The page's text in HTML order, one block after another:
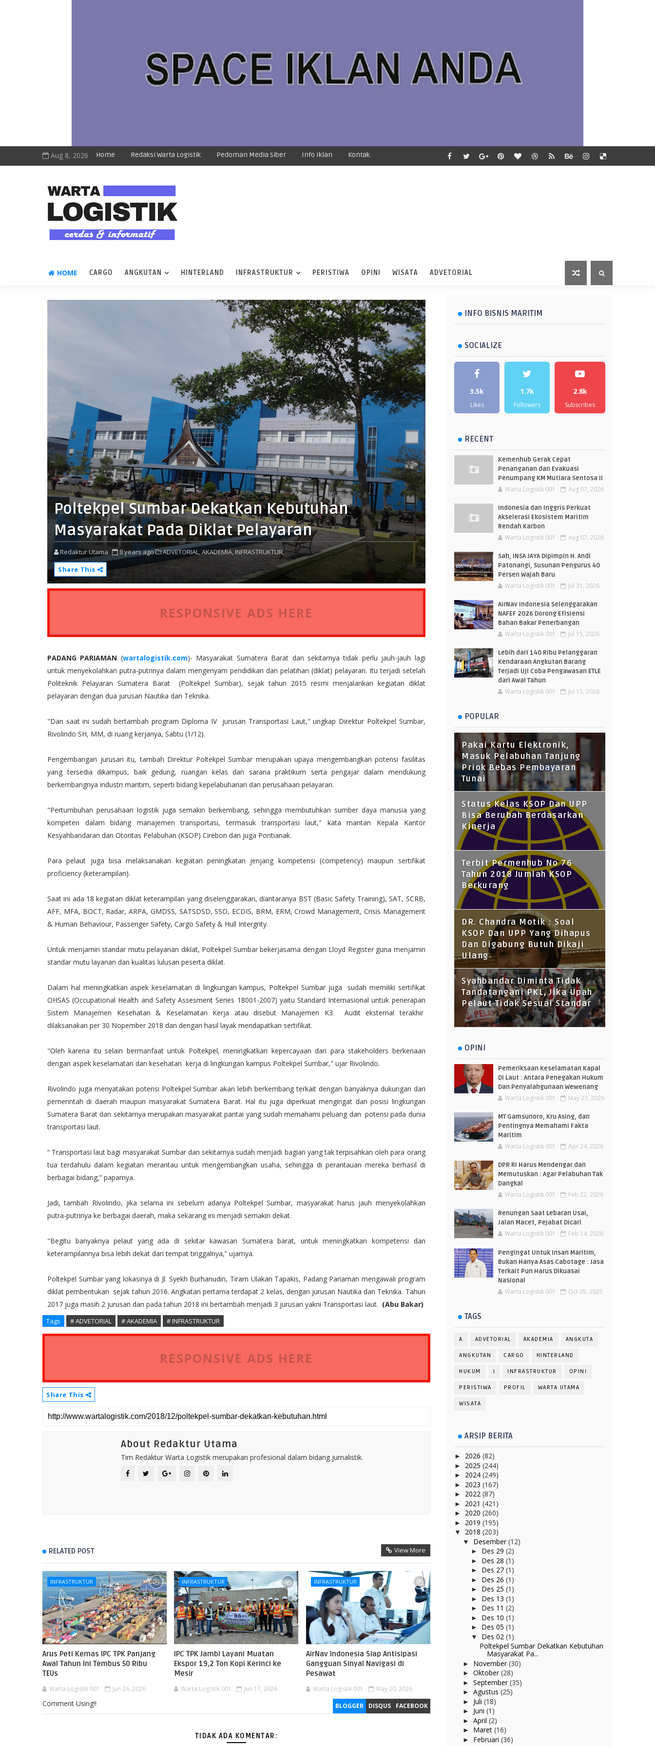
Aug 8, 2026 Home Redaksi Warta Logistik Pedoman Media Siber Info Iklan Kontak
HOME CARGO ANGKUTAN HINTERLAND INFRASTRUKTUR PERISTIWA OPINI WISATA ADVETORIAL
Poltekpel Sumbar Dekatkan Kebutuhan
Masyarakat Pada Diklat Pelayaran
Redaktur Utama 8 years ago ADVETORIAL,AKADEMIA,INFRASTRUKTUR,
Share This
RESPONSIVE ADS HERE
PADANG PARIAMAN (wartalogistik.com)- Masyarakat Sumatera Barat dan sekitarnya tidak perlu jauh-jauh lagi
untuk menyekolahkan putra-putrinya dalam mengenyam pendidikan dan pelatihan (diklat) pelayaran. Itu terjadi setelah
Politeknik Pelayaran Sumatera Barat (Poltekpel Sumbar), sejak tahun 2015 resmi menjalankan kegiatan diklat
pelayaran dengan dua jurusan Nautika dan Teknika.
"Dan saat ini sudah bertambah program Diploma IV jurusan Transportasi Laut," ungkap Direktur Poltekpel Sumbar,
Rivolindo SH, MM, di ruang kerjanya, Sabtu (1/12).
Pengembangan jurusan itu, tambah Direktur Poltekpel Sumbar merupakan upaya mengembangkan potensi fasilitas
yang tersedia dikampus, baik gedung, ruangan kelas dan sarana praktikum serta pengajar dalam mendukung
berkembangnya industri maritim, seperti bidang kepelabuhanan dan perusahaan pelayaran.
"Pertumbuhan perusahaan logistik juga semakin berkembang, sehingga membutuhkan sumber daya manusia yang
kompeten dalam bidang manajemen transportasi, termasuk transportasi laut," kata mantan Kepala Kantor
Kesyahbandaran dan Otoritas Pelabuhan (KSOP) Cirebon dan juga Pontianak.
Para pelaut juga bisa melaksanakan kegiatan peningkatan jenjang kompetensi (competency) maupun sertifikat
proficiency (keterampilan).
Saat ini ada 18 kegiatan diklat keterampilan yang diselenggarakan, diantaranya BST (Basic Safety Training), SAT, SCRB,
AFF, MFA, BOCT, Radar, ARPA, GMDSS, SATSDSD, SSO, ECDIS, BRM, ERM, Crowd Management, Crisis Management
& Human Behaviour, Passenger Safety, Cargo Safety & Hull Intergrity.
Untuk menjamin standar mutu pelayanan diklat, Poltekpel Sumbar bekerjasama dengan Lloyd Register guna menjamin
standar mutu layanan dan kualitas lulusan peserta diklat.
Dalam hal meningkatkan aspek keselamatan di lingkungan kampus, Poltekpel Sumbar juga sudah memiliki sertifikat
OHSAS (Occupational Health and Safety Assesment Series 18001-2007) yaitu Standard Internasional untuk penerapan
Sistem Manajemen Kesehatan & Keselamatan Kerja atau disebut Manajemen K3. Audit eksternal terakhir
dilaksanakan per 30 Nopember 2018 dan dengan hasil layak mendapatkan sertifikat.
"Oleh karena itu selain bermanfaat untuk Poltekpel, meningkatkan kepercayaan dari para stakeholders berkenaan
dengan aspek keselamatan dan kesehatan kerja di lingkungan kampus Poltekpel Sumbar," ujar Rivolindo.
Rivolindo juga menyatakan potensi Poltekpel Sumbar akan lebih berkembang terkait dengan banyaknya dukungan dari
pemerintah di daerah maupun masyarakat Sumatera Barat. Hal itu juga diperkuat mengingat dari posisi lingkungan
Sumatera Barat dan sekitarnya merupakan masyarakat pantai yang sudah memahami peluang dan potensi pada dunia
transportasi laut.
“ Transportasi laut bagi masyarakat Sumbar dan sekitarnya sudah menjadi bagian yang tak terpisahkan oleh para orang
tua terdahulu dalam kegiatan merantau untuk mengembangkan usaha, sehingga di perantauan mereka berhasil di
berbagai bidang,” paparnya.
Jadi, tambah Rivolindo, jika selama ini sebelum adanya Poltekpel Sumbar, masyarakat harus jauh menyekolahkan
putra-putrinya ke berbagai daerah, maka sekarang ini menjadi semakin dekat.
"Begitu banyaknya pelaut yang ada di sekitar kawasan Sumatera barat, untuk meningkatkan kompetensi dan
keterampilannya bisa lebih dekat dari tempat tinggalnya,” ujarnya.
Poltekpel Sumbar yang lokasinya di Jl. Syekh Burhanudin, Tiram Ulakan Tapakis, Padang Pariaman mengawali program
diklat pembentukan sejak tahun 2016. Angkatan pertama terdapat 2 kelas, dengan jurusan Nautika dan Teknika. Tahun
2017 juga masih 2 jurusan dan pada tahun 2018 ini bertambah menjadi 3 jurusan yakni Transportasi laut. (Abu Bakar)
Tags # ADVETORIAL # AKADEMIA # INFRASTRUKTUR
RESPONSIVE ADS HERE
Share This
About Redaktur Utama
Tim Redaktur Warta Logistik merupakan profesional dalam bidang jurnalistik.
RELATED POST View More
INFRASTRUKTUR
Arus Peti Kemas IPC TPK Panjang
Awal Tahun Ini Tembus 50 Ribu
TEUs
Warta Logistik 001 Jun 26, 2026
INFRASTRUKTUR
IPC TPK Jambi Layani Muatan
Ekspor 19,2 Ton Kopi Kerinci ke
Mesir
Warta Logistik 001 Jun 17, 2026
INFRASTRUKTUR
AirNav Indonesia Siap Antisipasi
Gangguan Sinyal Navigasi di
Pesawat
Warta Logistik 001 May 20, 2026
BLOGGER DISQUS FACEBOOK
Comment Using!!
TIDAK ADA KOMENTAR:
INFO BISNIS MARITIM
SOCIALIZE
3.5k
Likes
1.7k
Followers
2.8k
Subscribes
RECENT
Kemenhub Gerak Cepat
Penanganan dan Evakuasi
Penumpang KM Mutiara Sentosa II
Warta Logistik 001 Aug 07, 2026
Indonesia dan Inggris Perkuat
Akselerasi Ekosistem Maritim
Rendah Karbon
Warta Logistik 001 Aug 07, 2026
Sah, INSA JAYA Dipimpin H. Andi
Patonangi, Susunan Pengurus 40
Persen Wajah Baru
Warta Logistik 001 Jul 31, 2026
AirNav Indonesia Selenggarakan
NAFEF 2026 Dorong Efisiensi
Bahan Bakar Penerbangan
Warta Logistik 001 Jul 15, 2026
Lebih dari 140 Ribu Pelanggaran
Kendaraan Angkutan Barang
Terjadi Uji Coba Pengawasan ETLE
dari Awal Tahun
Warta Logistik 001 Jul 15, 2026
POPULAR
Pakai Kartu Elektronik,
Masuk Pelabuhan Tanjung
Priok Bebas Pembayaran
Tunai
Status Kelas KSOP Dan UPP
Bisa Berubah Berdasarkan
Kinerja
Terbit Permenhub No 76
Tahun 2018 Jumlah KSOP
Berkurang
DR. Chandra Motik : Soal
KSOP Dan UPP Yang Dihapus
Dan Digabung Butuh Dikaji
Ulang
Syahbandar Diminta Tidak
Tandatangani PKL, Jika Upah
Pelaut Tidak Sesuai Standar
OPINI
Pemeriksaan Keselamatan Kapal
Di Laut : Antara Penegakan Hukum
Dan Penyalahgunaan Wewenang
Warta Logistik 001 May 23, 2026
MT Gamsunoro, Kru Asing, dan
Pentingnya Memahami Fakta
Maritim
Warta Logistik 001 Apr 24, 2026
DPR RI Harus Mendengar dan
Memutuskan : Agar Pelabuhan Tak
Dangkal
Warta Logistik 001 Feb 22, 2026
Renungan Saat Lebaran Usai,
Jalan Macet, Pejabat Dicari
Warta Logistik 001 Feb 14, 2026
Pengingat Untuk Insan Maritim,
Bukan Hanya Asas Cabotage : Jasa
Terkait Pun Harus Dikuasai
Nasional
Warta Logistik 001 Oct 05, 2025
TAGS
A ADVETORIAL AKADEMIA ANGKUTA
ANGKUTAN CARGO HINTERLAND
HUKUM I INFRASTRUKTUR OPINI
PERISTIWA PROFIL WARTA UTAMA
WISATA
ARSIP BERITA
► 2026 (82)
► 2025 (244)
► 2024 (249)
► 2023 (167)
► 2022 (87)
► 2021 (421)
► 2020 (260)
► 2019 (195)
▼ 2018 (203)
▼ Desember(12)
► Des 29 (2)
► Des 28 (1)
► Des 27 (1)
► Des 26 (1)
► Des 25 (1)
► Des 13 (1)
► Des 11 (2)
► Des 10 (1)
► Des 05 (1)
▼ Des 02 (1)
Poltekpel Sumbar Dekatkan Kebutuhan
Masyarakat Pa...
► November(30)
► Oktober(28)
► September(35)
► Agustus (25)
► Juli (18)
► Juni (1)
► April (2)
► Maret (16)
► Februari (36)